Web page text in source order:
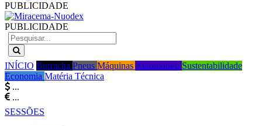
PUBLICIDADE
PUBLICIDADE
INÍCIO Borracha Pneus Máquinas Automotivo Sustentabilidade
Economia Matéria Técnica
...
...
SESSÕES